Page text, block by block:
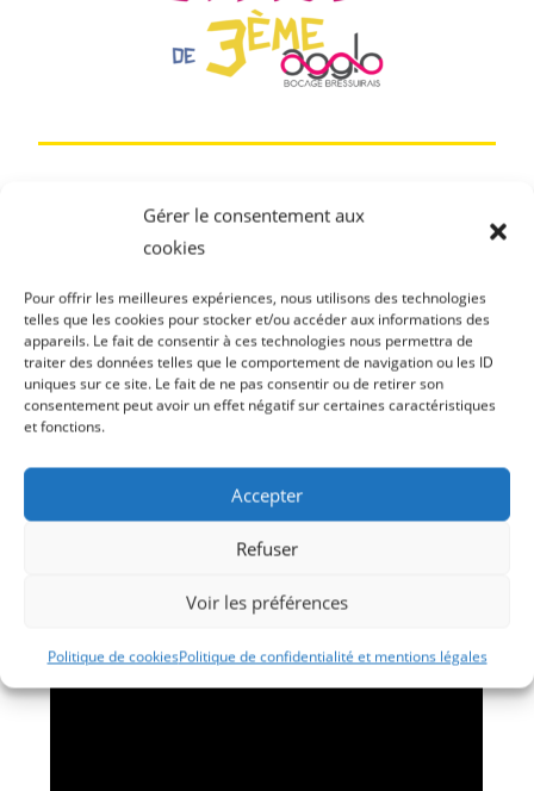
Gérer le consentement aux
cookies
Pour offrir les meilleures expériences, nous utilisons des technologies
telles que les cookies pour stocker et/ou accéder aux informations des
appareils. Le fait de consentir à ces technologies nous permettra de
traiter des données telles que le comportement de navigation ou les ID
uniques sur ce site. Le fait de ne pas consentir ou de retirer son
consentement peut avoir un effet négatif sur certaines caractéristiques
et fonctions.
Accepter
Refuser
Voir les préférences
Politique de cookiesPolitique de confidentialité et mentions légales
C'est comment l'alternance?
Témoignages vidéo d’alternant
menuiserie à Bressuire.
Millet - Brétignolles - fabricant de fenêtres
et portes d'entrée